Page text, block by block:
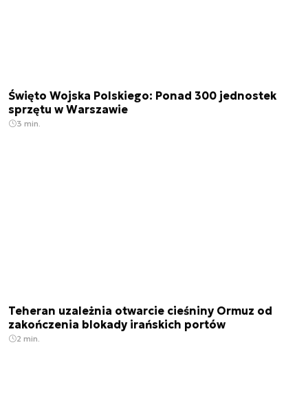
Święto Wojska Polskiego: Ponad 300 jednostek
sprzętu w Warszawie
3 min.
Teheran uzależnia otwarcie cieśniny Ormuz od
zakończenia blokady irańskich portów
2 min.